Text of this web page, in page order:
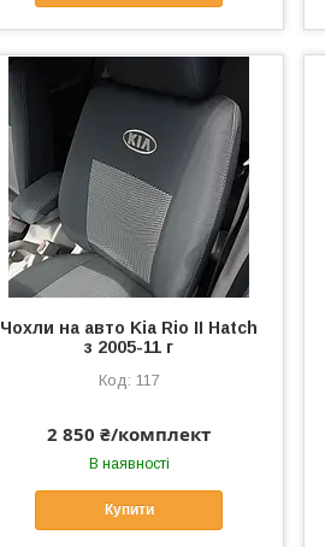
Чохли на авто Kia Rio II Hatch
з 2005-11 г
117
2 850 ₴/комплект
В наявності
Купити